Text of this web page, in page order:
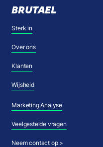
BRUTAEL
Sterk in
Over ons
Klanten
Wijsheid
Marketing Analyse
Veelgestelde vragen
Neem contact op >